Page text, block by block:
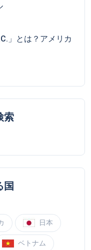
」とは？アメリカ
索
国
日本
ベトナム